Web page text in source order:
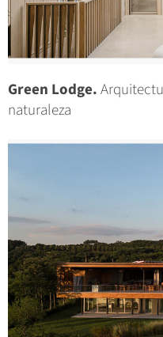
Green Lodge.
naturaleza